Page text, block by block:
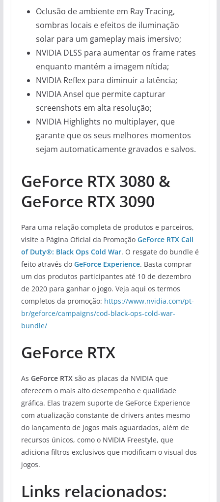
Oclusão de ambiente em Ray Tracing,
sombras locais e efeitos de iluminação
solar para um gameplay mais imersivo;
NVIDIA DLSS para aumentar os frame rates
enquanto mantém a imagem nítida;
NVIDIA Reflex para diminuir a latência;
NVIDIA Ansel que permite capturar
screenshots em alta resolução;
NVIDIA Highlights no multiplayer, que
garante que os seus melhores momentos
sejam automaticamente gravados e salvos.
GeForce RTX 3080 &
GeForce RTX 3090
Para uma relação completa de produtos e parceiros,
visite a Página Oficial da Promoção GeForce RTX Call
of Duty®: Black Ops Cold War. O resgate do bundle é
feito através do GeForce Experience. Basta comprar
um dos produtos participantes até 10 de dezembro
de 2020 para ganhar o jogo. Veja aqui os termos
completos da promoção: https://www.nvidia.com/pt-
br/geforce/campaigns/cod-black-ops-cold-war-
bundle/
GeForce RTX
As GeForce RTX são as placas da NVIDIA que
oferecem o mais alto desempenho e qualidade
gráfica. Elas trazem suporte de GeForce Experience
com atualização constante de drivers antes mesmo
do lançamento de jogos mais aguardados, além de
recursos únicos, como o NVIDIA Freestyle, que
adiciona filtros exclusivos que modificam o visual dos
jogos.
Links relacionados: